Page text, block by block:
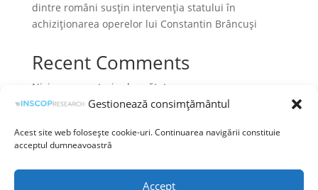
Gestionează consimțământul
Acest site web folosește cookie-uri. Continuarea navigării constituie
acceptul dumneavoastră
Accept
dintre români susțin intervenția statului în
achiziționarea operelor lui Constantin Brâncuși
Recent Comments
Niciun comentariu de arătat.
Prelucrarea datelor cu caracter personal